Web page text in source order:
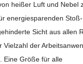
heißer Luft und Nebel
energiesparenden
Sicht aus allen
der
Eine Größe für alle